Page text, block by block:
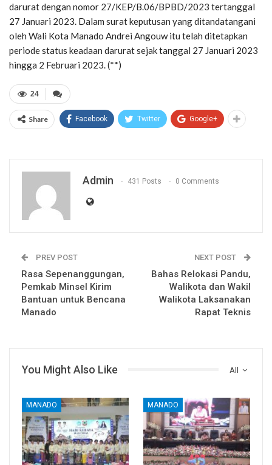
darurat dengan nomor 27/KEP/B.06/BPBD/2023 tertanggal
27 Januari 2023. Dalam surat keputusan yang ditandatangani
oleh Wali Kota Manado Andrei Angouw itu telah ditetapkan
periode status keadaan darurat sejak tanggal 27 Januari 2023
hingga 2 Februari 2023. (**)
24
Share Facebook Twitter Google+
Admin 431 Posts 0 Comments
PREV POST
Rasa Sepenanggungan,
Pemkab Minsel Kirim
Bantuan untuk Bencana
Manado
NEXT POST
Bahas Relokasi Pandu,
Walikota dan Wakil
Walikota Laksanakan
Rapat Teknis
All
You Might Also Like
MANADO MANADO